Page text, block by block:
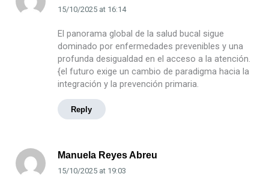
15/10/2025at 16:14
El panorama global de la salud bucal sigue
dominado por enfermedades prevenibles y una
profunda desigualdad en el acceso a la atención.
{el futuro exige un cambio de paradigma hacia la
integración y la prevención primaria.
Reply
Manuela Reyes Abreu
15/10/2025at 19:03